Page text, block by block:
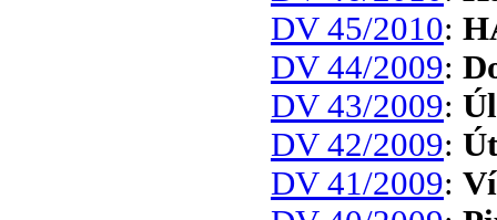
DV 45/2010:
DV 44/2009:
DV 43/2009:
DV 42/2009:
DV 41/2009: